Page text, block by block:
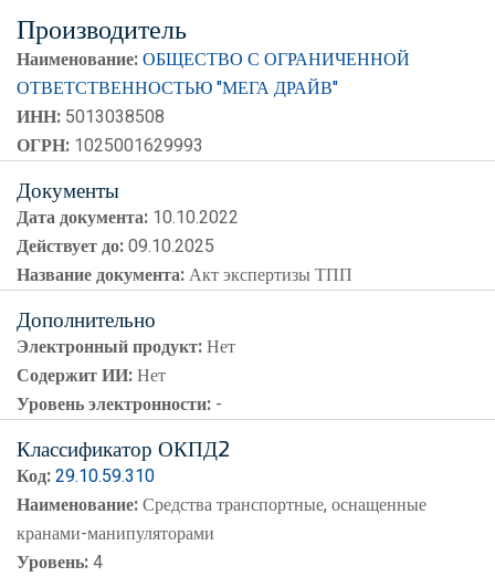
Производитель
Наименование:ОБЩЕСТВО С ОГРАНИЧЕННОЙ
ОТВЕТСТВЕННОСТЬЮ "МЕГА ДРАЙВ"
ИНН: 5013038508
ОГРН: 1025001629993
Документы
Дата документа: 10.10.2022
Действует до:09.10.2025
Название документа:Акт экспертизы ТПП
Дополнительно
Электронный продукт:Нет
Содержит ИИ:Нет
Уровень электронности: -
Классификатор ОКПД2
Код:29.10.59.310
Наименование:Средства транспортные, оснащенные
кранами-манипуляторами
Уровень:4